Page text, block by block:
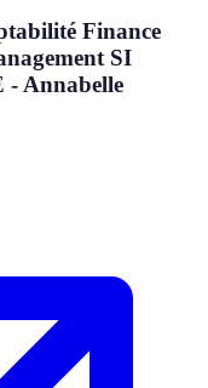
Finance
SI
- Annabelle